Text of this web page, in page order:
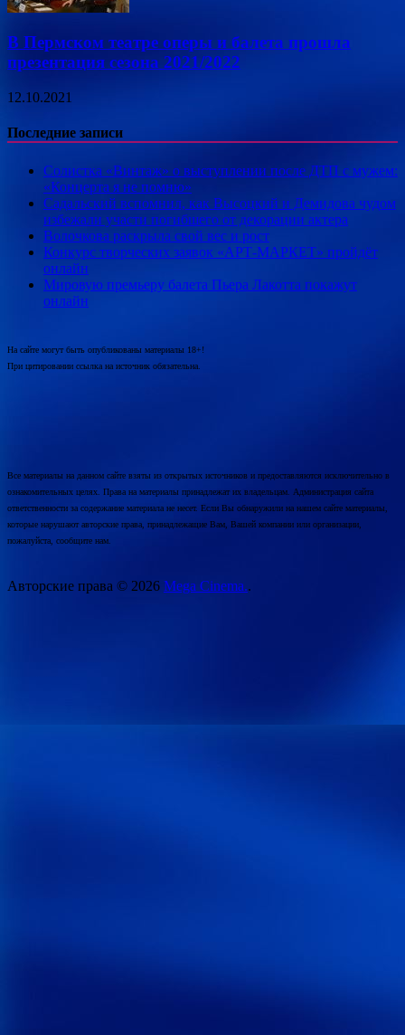
В Пермском театре оперы и балета прошла
презентация сезона 2021/2022
12.10.2021
Последние записи
Солистка «Винтаж» о выступлении после ДТП с мужем:
«Концерта я не помню»
Садальский вспомнил, как Высоцкий и Демидова чудом
избежали участи погибшего от декорации актера
Волочкова раскрыла свой вес и рост
Конкурс творческих заявок «АРТ-МАРКЕТ» пройдёт
онлайн
Мировую премьеру балета Пьера Лакотта покажут
онлайн
На сайте могут быть опубликованы материалы 18+!
При цитировании ссылка на источник обязательна.
Все материалы на данном сайте взяты из открытых источников и предоставляются исключительно в
ознакомительных целях. Права на материалы принадлежат их владельцам. Администрация сайта
ответственности за содержание материала не несет. Если Вы обнаружили на нашем сайте материалы,
которые нарушают авторские права, принадлежащие Вам, Вашей компании или организации,
пожалуйста, сообщите нам.
Авторские права © 2026 Mega Cinema..